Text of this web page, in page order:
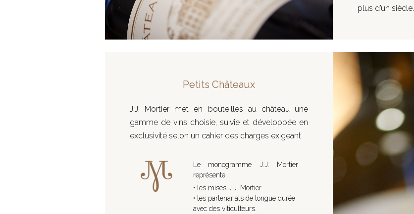
plus d’un siècle.
Petits Châteaux
J.J. Mortier met en bouteilles au château une
gamme de vins choisie, suivie et développée en
exclusivité selon un cahier des charges exigeant.
Le monogramme J.J. Mortier
représente :
• les mises J.J. Mortier.
• les partenariats de longue durée
avec des viticulteurs.